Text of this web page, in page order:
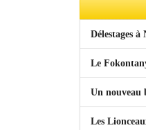
Délestages
Le
Un nouveau
Les